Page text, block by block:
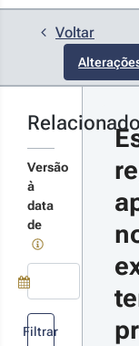
Voltar
A/2021 -
n.º 115-
que
o
da
medida
e
no
39.º-B do
n.º
2013, do
e do
detalhes
alterações
115-
Série
Versão
à
data
de
Use a tecla de
Filtrar